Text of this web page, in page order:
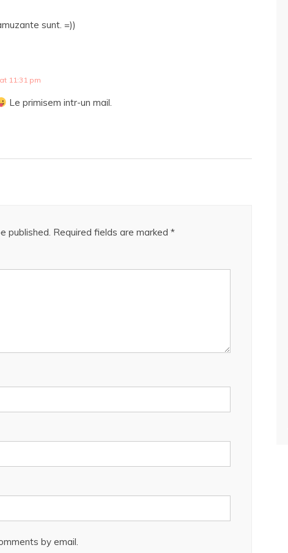
sunt. =))
11:31 pm
Le primisem intr-un mail.
published. Required fields are marked *
by email.